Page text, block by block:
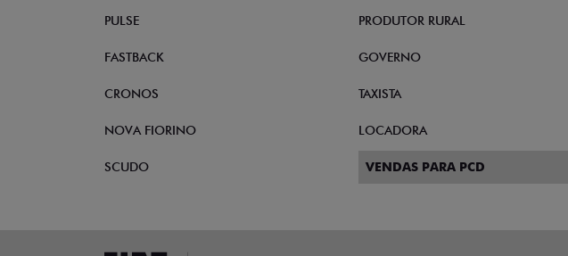
PULSE
FASTBACK
CRONOS
NOVA FIORINO
SCUDO
PRODUTOR RURAL
GOVERNO
TAXISTA
LOCADORA
VENDAS PARA PCD